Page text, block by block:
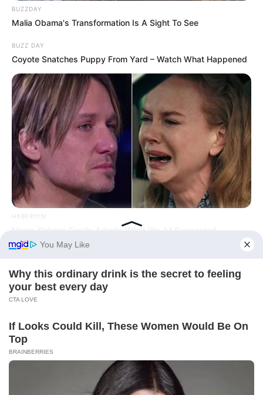
BUZZDAY
Malia Obama's Transformation Is A Sight To See
BUZZ DAY
Coyote Snatches Puppy From Yard – Watch What Happened
HABERION
Look Closer